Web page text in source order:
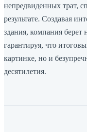
непредвиденных трат,
результате. Создавая
здания, компания берет
гарантируя, что
картинке, но и
десятилетия.